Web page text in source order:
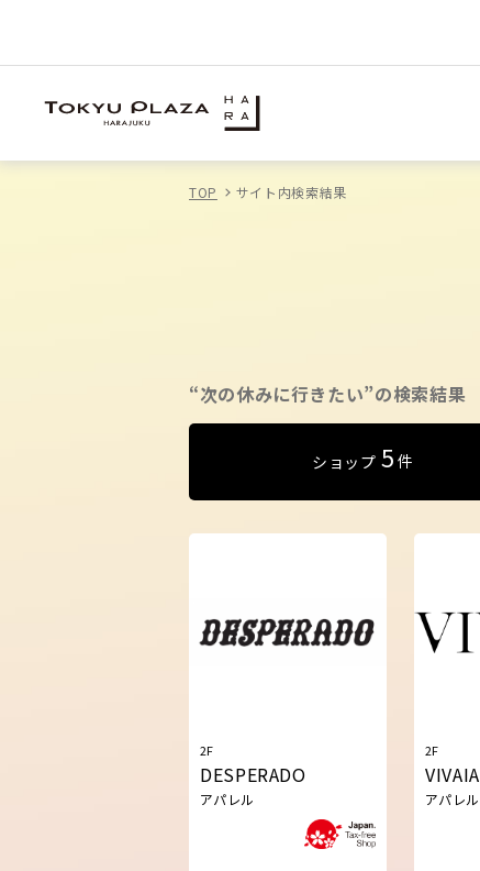
TOP サイト内検索結果
“次の休みに行きたい”の検索結果
ショップ 5 件
2F
DESPERADO
アパレル
2F
VIVAIA
アパレル